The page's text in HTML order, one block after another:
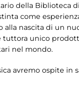
della Biblioteca
come
alla nascita di un
unico
nel mondo.
avremo ospite